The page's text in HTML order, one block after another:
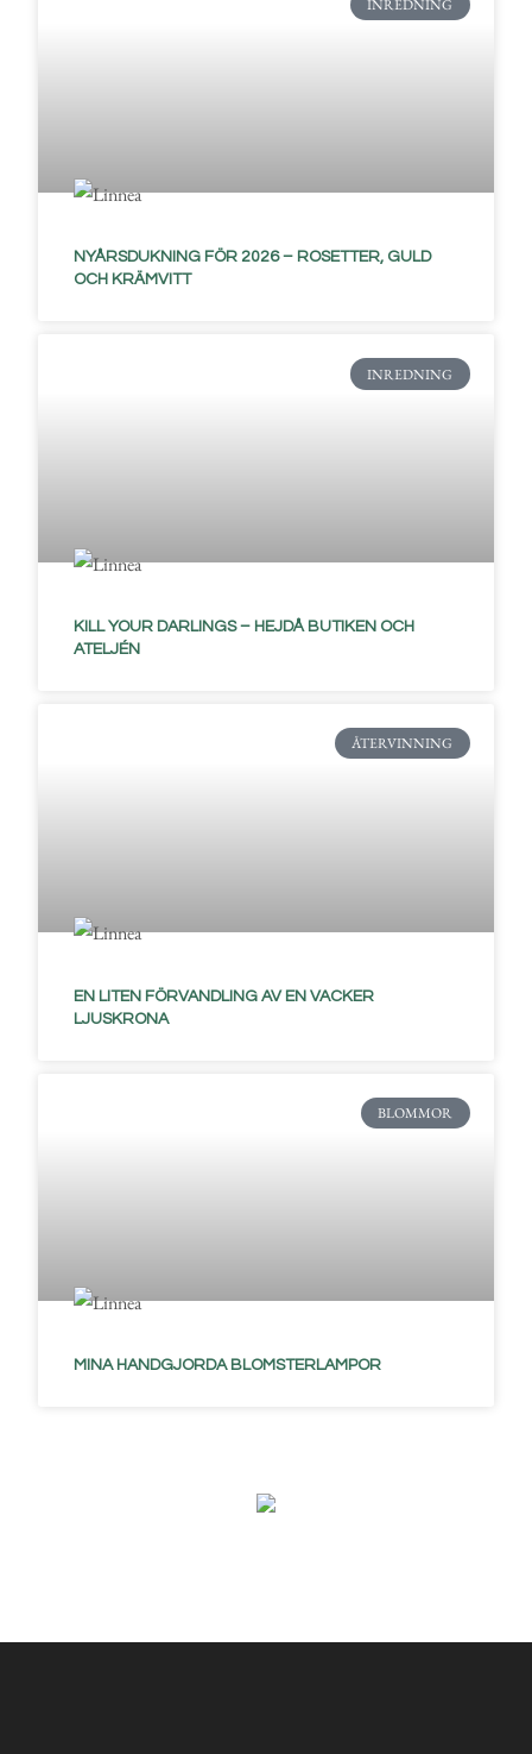
INREDNING
NYÅRSDUKNING FÖR 2026 – ROSETTER, GULD
OCH KRÄMVITT
INREDNING
KILL YOUR DARLINGS – HEJDÅ BUTIKEN OCH
ATELJÉN
ÅTERVINNING
EN LITEN FÖRVANDLING AV EN VACKER
LJUSKRONA
BLOMMOR
MINA HANDGJORDA BLOMSTERLAMPOR